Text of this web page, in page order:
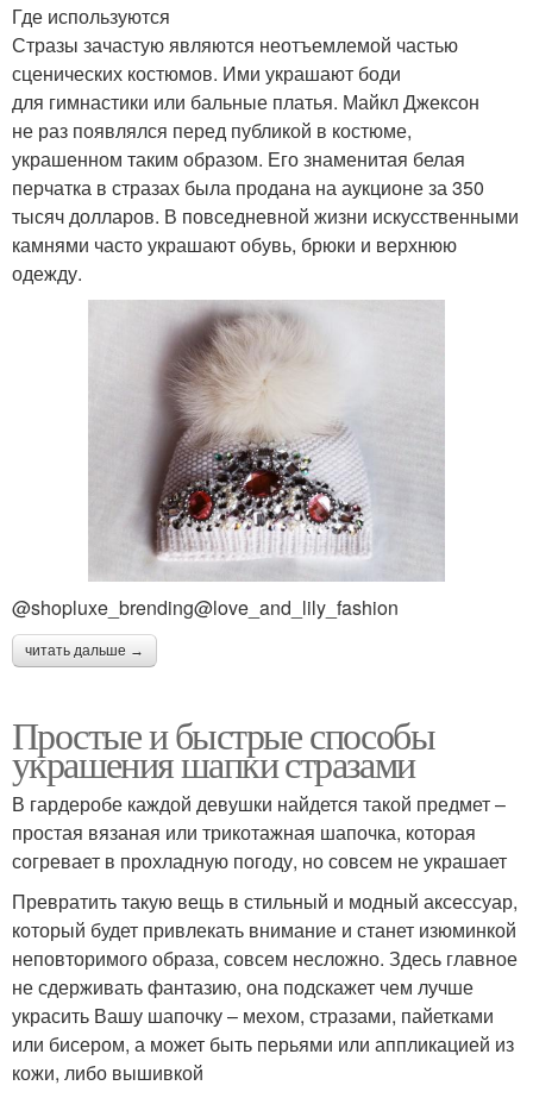
Где используются
Стразы зачастую являются неотъемлемой частью
сценических костюмов. Ими украшают боди
для гимнастики или бальные платья. Майкл Джексон
не раз появлялся перед публикой в костюме,
украшенном таким образом. Его знаменитая белая
перчатка в стразах была продана на аукционе за 350
тысяч долларов. В повседневной жизни искусственными
камнями часто украшают обувь, брюки и верхнюю
одежду.
@shopluxe_brending@love_and_lily_fashion
читать дальше →
Простые и быстрые способы
украшения шапки стразами
В гардеробе каждой девушки найдется такой предмет –
простая вязаная или трикотажная шапочка, которая
согревает в прохладную погоду, но совсем не украшает
Превратить такую вещь в стильный и модный аксессуар,
который будет привлекать внимание и станет изюминкой
неповторимого образа, совсем несложно. Здесь главное
не сдерживать фантазию, она подскажет чем лучше
украсить Вашу шапочку – мехом, стразами, пайетками
или бисером, а может быть перьями или аппликацией из
кожи, либо вышивкой